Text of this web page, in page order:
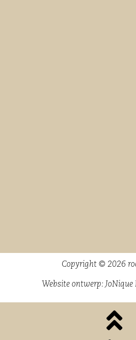
Copyright © 2026
Website ontwerp: